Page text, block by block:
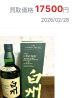
買取価格 17500円
2026/02/28